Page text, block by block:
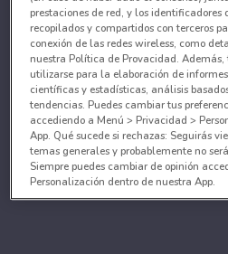
prestaciones de red, y los identificadores
recopilados y compartidos con terceros
conexión de las redes wireless, como
nuestra Política de Provacidad.
utilizarse para la elaboración de
científicas y estadísticas, análisis
tendencias. Puedes cambiar tus
accediendo a Menú > Privacidad >
App. Qué sucede si rechazas: Seguirás
temas generales y probablemente no
Siempre puedes cambiar de opinión
Personalización dentro de nuestra App.